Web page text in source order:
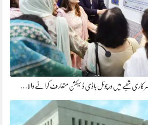
شعبے میں ورچوئل باڈی ڈ سیکشن متعارف کرانے والا…